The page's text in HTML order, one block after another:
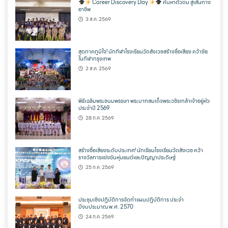
Career Discovery Day
ค้นหาตัวตน สู่เส้นทาง
อาชีพ
3 ส.ค. 2569
สุดภาคภูมิใจ! นักกีฬาโรงเรียนวัดสังเวชสร้างชื่อเสียง คว้าชัย
ในกีฬากรุงเทพ
2 ส.ค. 2569
พิธีเฉลิมพระชนมพรรษา พระบาทสมเด็จพระวชิรเกล้าเจ้าอยู่หัว
ประจำปี 2569
28 ก.ค. 2569
สร้างชื่อเสียงระดับประเทศ! นักเรียนโรงเรียนวัดสังเวช คว้า
รางวัลการแข่งขันหุ่นยนต์และปัญญาประดิษฐ์
25 ก.ค. 2569
ประชุมเชิงปฏิบัติการจัดทำแผนปฏิบัติการ ประจำ
ปีงบประมาณ พ.ศ. 2570
24 ก.ค. 2569